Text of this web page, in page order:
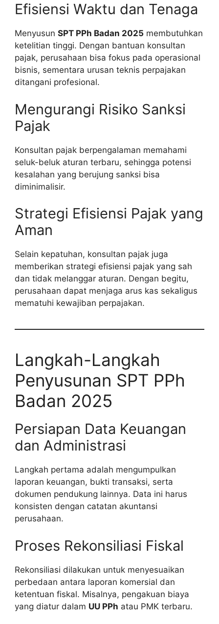
Efisiensi Waktu dan Tenaga
Menyusun SPT PPh Badan 2025 membutuhkan
ketelitian tinggi. Dengan bantuan konsultan
pajak, perusahaan bisa fokus pada operasional
bisnis, sementara urusan teknis perpajakan
ditangani profesional.
Mengurangi Risiko Sanksi
Pajak
Konsultan pajak berpengalaman memahami
seluk-beluk aturan terbaru, sehingga potensi
kesalahan yang berujung sanksi bisa
diminimalisir.
Strategi Efisiensi Pajak yang
Aman
Selain kepatuhan, konsultan pajak juga
memberikan strategi efisiensi pajak yang sah
dan tidak melanggar aturan. Dengan begitu,
perusahaan dapat menjaga arus kas sekaligus
mematuhi kewajiban perpajakan.
Langkah-Langkah
Penyusunan SPT PPh
Badan 2025
Persiapan Data Keuangan
dan Administrasi
Langkah pertama adalah mengumpulkan
laporan keuangan, bukti transaksi, serta
dokumen pendukung lainnya. Data ini harus
konsisten dengan catatan akuntansi
perusahaan.
Proses Rekonsiliasi Fiskal
Rekonsiliasi dilakukan untuk menyesuaikan
perbedaan antara laporan komersial dan
ketentuan fiskal. Misalnya, pengakuan biaya
yang diatur dalam UU PPh atau PMK terbaru.